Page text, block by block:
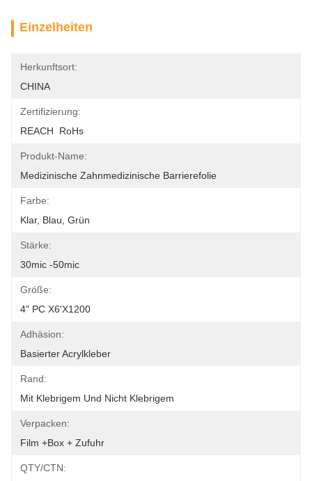
Einzelheiten
Herkunftsort:
CHINA
Zertifizierung:
REACH  RoHs
Produkt-Name:
Medizinische Zahnmedizinische Barrierefolie
Farbe:
Klar, Blau, Grün
Stärke:
30mic -50mic
Größe:
4" PC X6'x1200
Adhäsion:
Basierter Acrylkleber
Rand:
Mit Klebrigem Und Nicht Klebrigem
Verpacken:
Film +box + Zufuhr
QTY/CTN: